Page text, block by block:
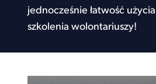
jednocześnie łatwość
szkolenia wolontariuszy!